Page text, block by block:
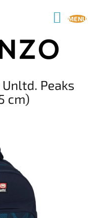
KOSÁR
Peaks
cm)